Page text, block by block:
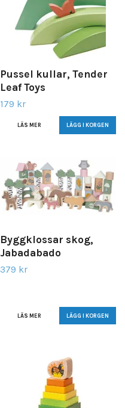
Pussel kullar, Tender
Leaf Toys
179 kr
LÄS MER
Byggklossar skog,
Jabadabado
379 kr
LÄS MER